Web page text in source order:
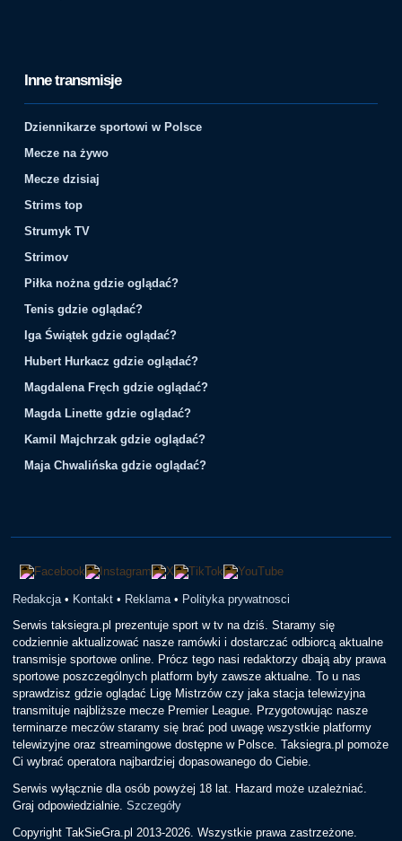
Inne transmisje
Dziennikarze sportowi w Polsce
Mecze na żywo
Mecze dzisiaj
Strims top
Strumyk TV
Strimov
Piłka nożna gdzie oglądać?
Tenis gdzie oglądać?
Iga Świątek gdzie oglądać?
Hubert Hurkacz gdzie oglądać?
Magdalena Fręch gdzie oglądać?
Magda Linette gdzie oglądać?
Kamil Majchrzak gdzie oglądać?
Maja Chwalińska gdzie oglądać?
Redakcja • Kontakt • Reklama • Polityka prywatnosci
Serwis taksiegra.pl prezentuje sport w tv na dziś. Staramy się
codziennie aktualizować nasze ramówki i dostarczać odbiorcą aktualne
transmisje sportowe online. Prócz tego nasi redaktorzy dbają aby prawa
sportowe poszczególnych platform były zawsze aktualne. To u nas
sprawdzisz gdzie oglądać Ligę Mistrzów czy jaka stacja telewizyjna
transmituje najbliższe mecze Premier League. Przygotowując nasze
terminarze meczów staramy się brać pod uwagę wszystkie platformy
telewizyjne oraz streamingowe dostępne w Polsce. Taksiegra.pl pomoże
Ci wybrać operatora najbardziej dopasowanego do Ciebie.
Serwis wyłącznie dla osób powyżej 18 lat. Hazard może uzależniać.
Graj odpowiedzialnie.Szczegóły
Copyright TakSieGra.pl 2013-2026. Wszystkie prawa zastrzeżone.